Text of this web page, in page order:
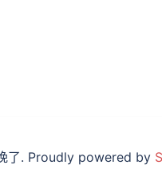
了. Proudly powered by